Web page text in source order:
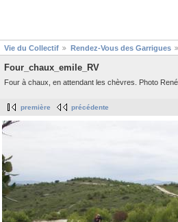
Vie du Collectif Rendez-Vous des Garrigues
Four_chaux_emile_RV
Four à chaux, en attendant les chèvres. Photo
première précédente